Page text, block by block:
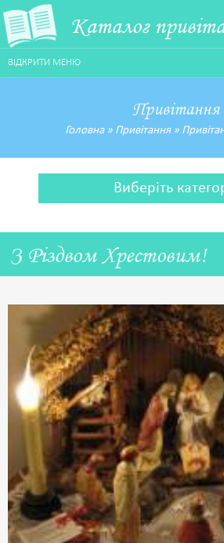
Каталог
ВІДКРИТИ МЕНЮ
Привітання
Головна» Привітання»
Виберіть
З Різдвом Хрестовим!